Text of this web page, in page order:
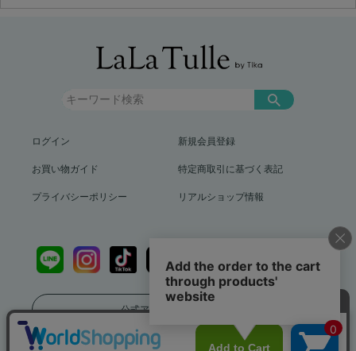
ログイン 新規会員登録
お買い物ガイド 特定商取引に基づく表記
プライバシーポリシー リアルショップ情報
公式アプリをダウンロード
送料799円（沖縄、離島を除く）12,000円以上で送料無料